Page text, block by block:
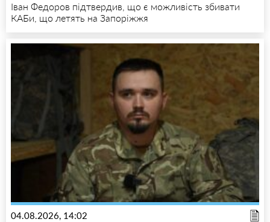
Іван Федоров підтвердив, що є можливість збивати
КАБи, що летять на Запоріжжя
04.08.2026, 14:02